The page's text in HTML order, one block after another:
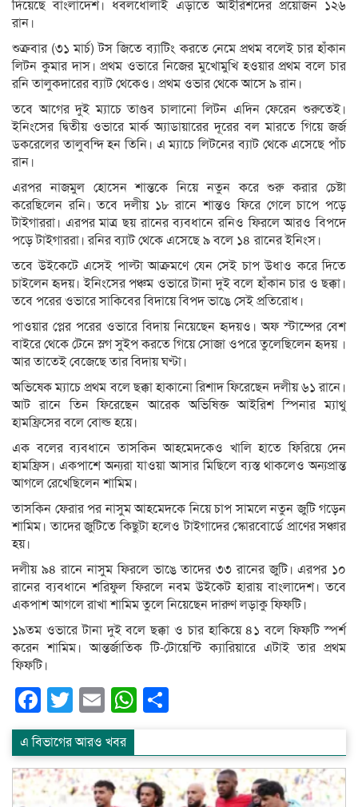
দিয়েছে বাংলাদেশ। ধবলধোলাই এড়াতে আইরিশদের প্রয়োজন ১২৬
রান।
শুক্রবার (৩১ মার্চ) টস জিতে ব্যাটিং করতে নেমে প্রথম বলেই চার হাঁকান
লিটন কুমার দাস। প্রথম ওভারে নিজের মুখোমুখি হওয়ার প্রথম বলে চার
রনি তালুকদারের ব্যাট থেকেও। প্রথম ওভার থেকে আসে ৯ রান।
তবে আগের দুই ম্যাচে তাণ্ডব চালানো লিটন এদিন ফেরেন শুরুতেই।
ইনিংসের দ্বিতীয় ওভারে মার্ক অ্যাডায়ারের দূরের বল মারতে গিয়ে জর্জ
ডকরেলের তালুবন্দি হন তিনি। এ ম্যাচে লিটনের ব্যাট থেকে এসেছে পাঁচ
রান।
এরপর নাজমুল হোসেন শান্তকে নিয়ে নতুন করে শুরু করার চেষ্টা
করেছিলেন রনি। তবে দলীয় ১৮ রানে শান্তও ফিরে গেলে চাপে পড়ে
টাইগাররা। এরপর মাত্র ছয় রানের ব্যবধানে রনিও ফিরলে আরও বিপদে
পড়ে টাইগাররা। রনির ব্যাট থেকে এসেছে ৯ বলে ১৪ রানের ইনিংস।
তবে উইকেটে এসেই পাল্টা আক্রমণে যেন সেই চাপ উধাও করে দিতে
চাইলেন হৃদয়। ইনিংসের পঞ্চম ওভারে টানা দুই বলে হাঁকান চার ও ছক্কা।
তবে পরের ওভারে সাকিবের বিদায়ে বিপদ ভাঙে সেই প্রতিরোধ।
পাওয়ার প্লের পরের ওভারে বিদায় নিয়েছেন হৃদয়ও। অফ স্টাম্পের বেশ
বাইরে থেকে টেনে স্লগ সুইপ করতে গিয়ে সোজা ওপরে তুলেছিলেন হৃদয় ।
আর তাতেই বেজেছে তার বিদায় ঘণ্টা।
অভিষেক ম্যাচে প্রথম বলে ছক্কা হাকানো রিশাদ ফিরেছেন দলীয় ৬১ রানে।
আট রানে তিন ফিরেছেন আরেক অভিষিক্ত আইরিশ স্পিনার ম্যাথু
হামফ্রিসের বলে বোল্ড হয়ে।
এক বলের ব্যবধানে তাসকিন আহমেদকেও খালি হাতে ফিরিয়ে দেন
হামফ্রিস। একপাশে অন্যরা যাওয়া আসার মিছিলে ব্যস্ত থাকলেও অন্যপ্রান্ত
আগলে রেখেছিলেন শামিম।
তাসকিন ফেরার পর নাসুম আহমেদকে নিয়ে চাপ সামলে নতুন জুটি গড়েন
শামিম। তাদের জুটিতে কিছুটা হলেও টাইগাদের স্কোরবোর্ডে প্রাণের সঞ্চার
হয়।
দলীয় ৯৪ রানে নাসুম ফিরলে ভাঙে তাদের ৩৩ রানের জুটি। এরপর ১০
রানের ব্যবধানে শরিফুল ফিরলে নবম উইকেট হারায় বাংলাদেশ। তবে
একপাশ আগলে রাখা শামিম তুলে নিয়েছেন দারুণ লড়াকু ফিফটি।
১৯তম ওভারে টানা দুই বলে ছক্কা ও চার হাকিয়ে ৪১ বলে ফিফটি স্পর্শ
করেন শামিম। আন্তর্জাতিক টি-টোয়েন্টি ক্যারিয়ারে এটাই তার প্রথম
ফিফটি।
Facebook
Twitter
EmailWhatsApp
এ বিভাগের আরও খবর